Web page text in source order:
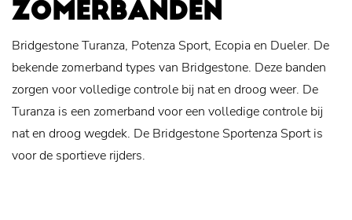
ZOMERBANDEN
Bridgestone Turanza, Potenza Sport, Ecopia en Dueler. De
bekende zomerband types van Bridgestone. Deze banden
zorgen voor volledige controle bij nat en droog weer. De
Turanza is een zomerband voor een volledige controle bij
nat en droog wegdek. De Bridgestone Sportenza Sport is
voor de sportieve rijders.